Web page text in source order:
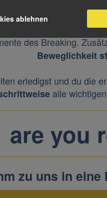
Woche bei einem
des Breaking.
Beweglichkeit
erledigst und du die
alle wichtigen
are you
zu uns in
ablehnen